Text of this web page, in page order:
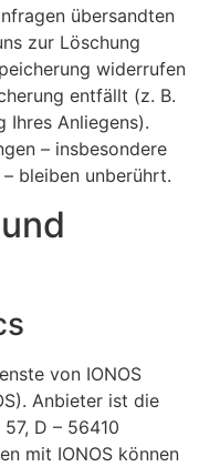
übersandten
zur Löschung
widerrufen
entfällt (z. B.
Ihres Anliegens).
– insbesondere
bleiben unberührt.
von IONOS
Anbieter ist die
D – 56410
mit IONOS können